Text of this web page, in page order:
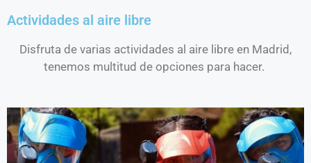
Actividades al aire libre
Disfruta de varias actividades al aire libre en Madrid,
tenemos multitud de opciones para hacer.